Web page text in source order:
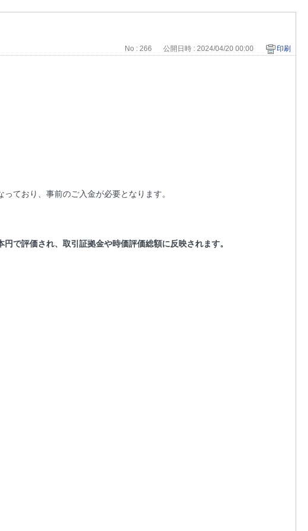
No : 266 公開日時 : 2024/04/20 00:00 印刷
ており、事前のご入金が必要となります。
で評価され、取引証拠金や時価評価総額に反映されます。